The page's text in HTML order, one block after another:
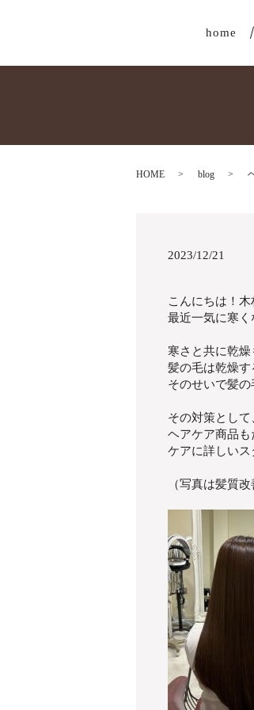
home
HOME blog
2023/12/21
こんにちは！木
最近一気に寒く
寒さと共に乾
髪の毛は乾燥す
そのせいで髪
その対策とし
ヘアケア商品も
ケアに詳しいス
（写真は髪質